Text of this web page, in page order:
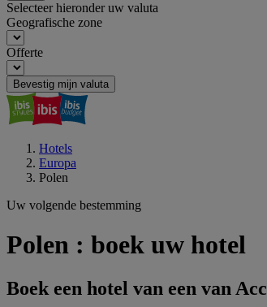
Selecteer hieronder uw valuta
Geografische zone
Offerte
Bevestig mijn valuta
Hotels
Europa
Polen
Uw volgende bestemming
Polen : boek uw hotel
Boek een hotel van een van